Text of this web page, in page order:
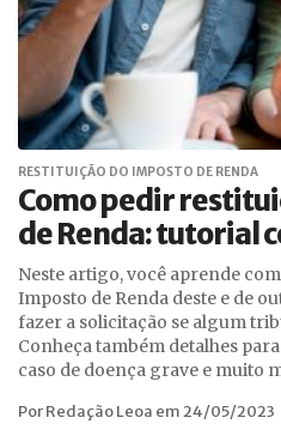
RESTITUIÇÃO DO IMPOSTO DE RENDA
Como pedir
de Renda: tutorial
Neste artigo, você aprende
Imposto de Renda deste e de
fazer a solicitação se algum
Conheça também detalhes
caso de doença grave e muito
Por Redação Leoa em 24/05/2023